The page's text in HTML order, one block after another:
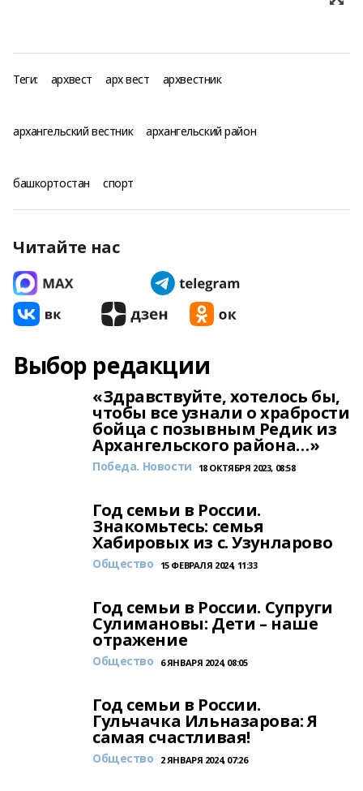
Теги: архвест арх вест архвестник
архангельский вестник архангельский район
башкортостан спорт
Читайте нас
Выбор редакции
«Здравствуйте, хотелось бы,
чтобы все узнали о храбрости
бойца с позывным Редик из
Архангельского района…»
Победа. Новости 18 ОКТЯБРЯ 2023, 08:58
Год семьи в России.
Знакомьтесь: семья
Хабировых из с. Узунларово
Общество 15 ФЕВРАЛЯ 2024, 11:33
Год семьи в России. Супруги
Сулимановы: Дети – наше
отражение
Общество 6 ЯНВАРЯ 2024, 08:05
Год семьи в России.
Гульчачка Ильназарова: Я
самая счастливая!
Общество 2 ЯНВАРЯ 2024, 07:26